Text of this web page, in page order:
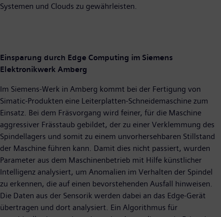
Systemen und Clouds zu gewährleisten.
Einsparung durch Edge Computing im Siemens
Elektronikwerk Amberg
Im Siemens-Werk in Amberg kommt bei der Fertigung von
Simatic-Produkten eine Leiterplatten-Schneidemaschine zum
Einsatz. Bei dem Fräsvorgang wird feiner, für die Maschine
aggressiver Frässtaub gebildet, der zu einer Verklemmung des
Spindellagers und somit zu einem unvorhersehbaren Stillstand
der Maschine führen kann. Damit dies nicht passiert, wurden
Parameter aus dem Maschinenbetrieb mit Hilfe künstlicher
Intelligenz analysiert, um Anomalien im Verhalten der Spindel
zu erkennen, die auf einen bevorstehenden Ausfall hinweisen.
Die Daten aus der Sensorik werden dabei an das Edge-Gerät
übertragen und dort analysiert. Ein Algorithmus für